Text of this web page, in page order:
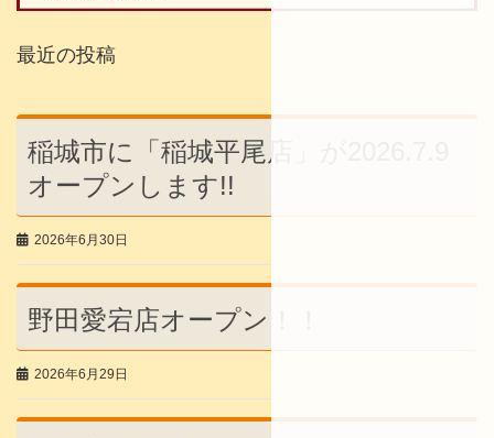
最近の投稿
稲城市に「稲城平尾店」が2026.7.9
オープンします!!
2026年6月30日
野田愛宕店オープン！！
2026年6月29日